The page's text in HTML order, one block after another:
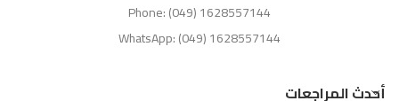
Phone: (049) 1628557144
WhatsApp: (049) 1628557144
أحدث المراجعات